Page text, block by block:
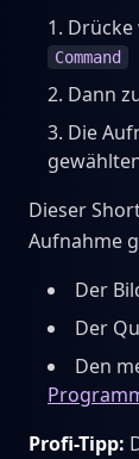
Command
Dann
Die
Dieser
Aufnahme
Der
Der
Den
Profi-Tipp: